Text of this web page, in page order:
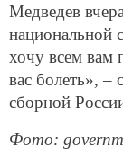
Медведев
национальной
хочу всем вам
вас болеть», –
сборной
Фото: